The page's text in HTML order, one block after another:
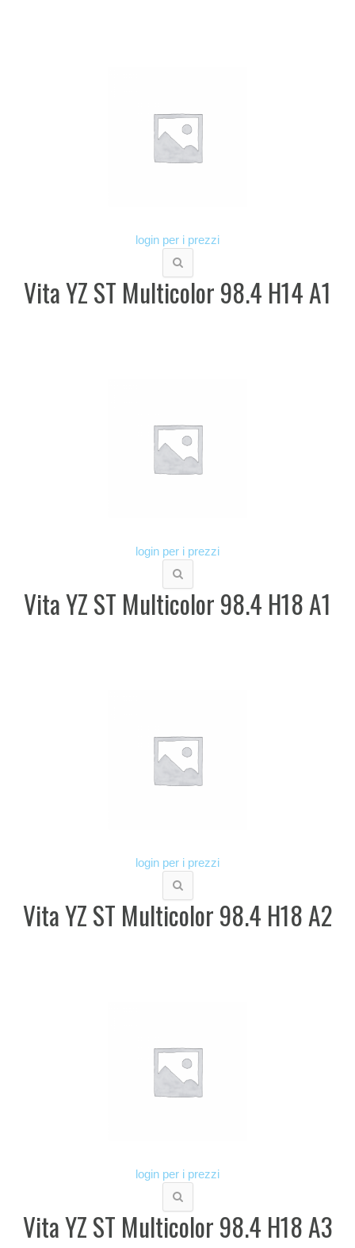
login per i prezzi
Vita YZ ST Multicolor 98.4 H14 A1
login per i prezzi
Vita YZ ST Multicolor 98.4 H18 A1
login per i prezzi
Vita YZ ST Multicolor 98.4 H18 A2
login per i prezzi
Vita YZ ST Multicolor 98.4 H18 A3